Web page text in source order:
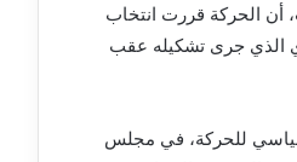
الحركة قررت انتخاب
الذي جرى تشكيله عقب
للحركة، في مجلس